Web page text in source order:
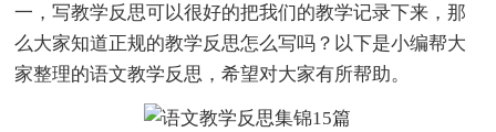
一，写教学反思可以很好的把我们的教学记录下来，那
么大家知道正规的教学反思怎么写吗？以下是小编帮大
家整理的语文教学反思，希望对大家有所帮助。